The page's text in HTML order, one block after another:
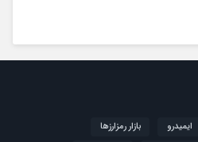
ایمیدرو
بازار رمزارزها